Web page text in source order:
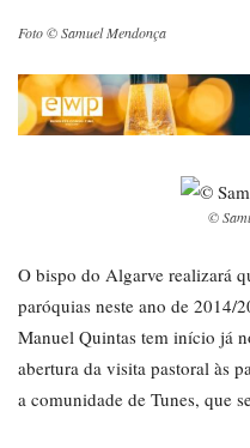
Foto © Samuel Mendonça
©
O bispo do Algarve realizará
paróquias neste ano de 2014/
Manuel Quintas tem início já
abertura da visita pastoral às
a comunidade de Tunes, que